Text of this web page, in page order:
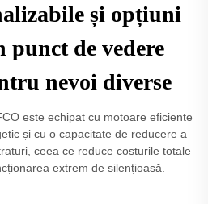
și opțiuni
punct de vedere
nevoi diverse
este echipat cu motoare eficiente
și cu o capacitate de reducere a
ceea ce reduce costurile totale
extrem de silențioasă.